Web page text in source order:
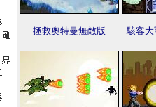
拯救奧特曼無敵版 駭客大